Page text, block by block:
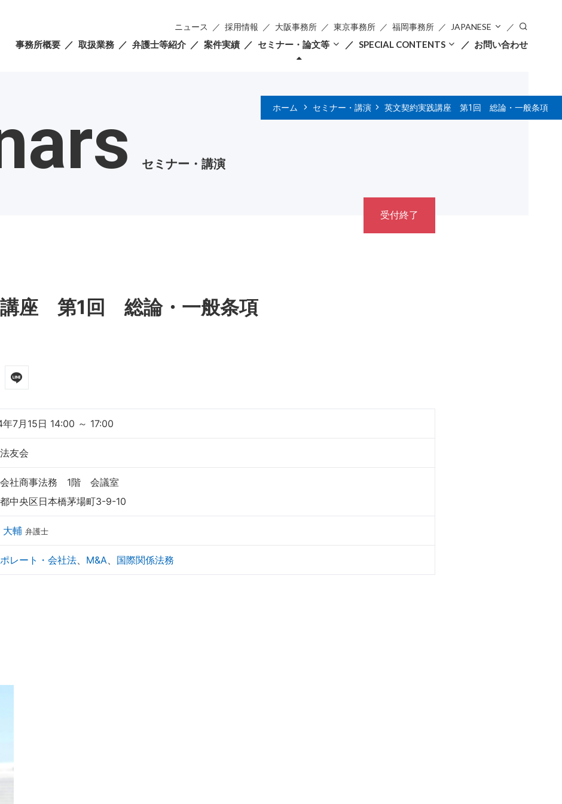
事務所概要 取扱業務 弁護士等紹介 案件実績 セミナー・論文等 SPECIAL CONTENTS お問い合わせ
ニュース 採用情報 大阪事務所 東京事務所 福岡事務所 JAPANESE
ホーム セミナー・講演 英文契約実践講座 第1回 総論・一般条項
セミナー・講演
受付終了
講座 第1回 総論・一般条項
年7月15日 14:00 ～ 17:00
友会
社商事法務 1階 会議室
中央区日本橋茅場町3-9-10
大輔 弁護士
レート・会社法 M&A 国際関係法務